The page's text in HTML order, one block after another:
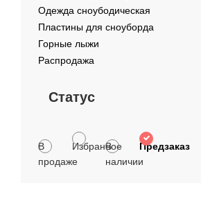
Одежда сноубодическая
Пластины для сноуборда
Горные лыжи
Распродажа
Статус
В
продаже
Избранное
В
наличии
Предзаказ